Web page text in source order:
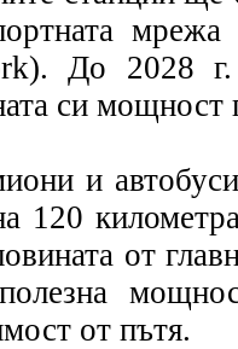
До 2028 г.
си мощност
и
120
от
от пътя.